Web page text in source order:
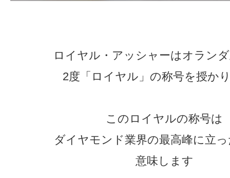
ロイヤル・アッシャーはオラン
2度「ロイヤル」の称号を授か
このロイヤルの称号は
ダイヤモンド業界の最高峰に立
意味します